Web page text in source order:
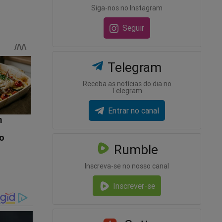
o-
Siga-nos no Instagram
Seguir
Telegram
Receba as notícias do dia no
Telegram
Entrar no canal
Rumble
Inscreva-se no nosso canal
Inscrever-se